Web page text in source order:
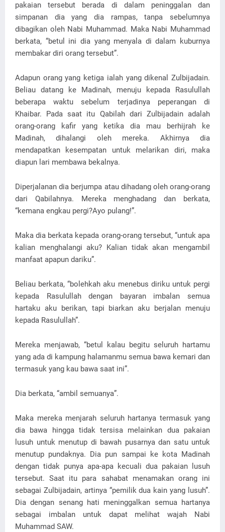
pakaian tersebut berada di dalam peninggalan dan
simpanan dia yang dia rampas, tanpa sebelumnya
dibagikan oleh Nabi Muhammad. Maka Nabi Muhammad
berkata, “betul ini dia yang menyala di dalam kuburnya
membakar diri orang tersebut”.
Adapun orang yang ketiga ialah yang dikenal Zulbijadain.
Beliau datang ke Madinah, menuju kepada Rasulullah
beberapa waktu sebelum terjadinya peperangan di
Khaibar. Pada saat itu Qabilah dari Zulbijadain adalah
orang-orang kafir yang ketika dia mau berhijrah ke
Madinah, dihalangi oleh mereka. Akhirnya dia
mendapatkan kesempatan untuk melarikan diri, maka
diapun lari membawa bekalnya.
Diperjalanan dia berjumpa atau dihadang oleh orang-orang
dari Qabilahnya. Mereka menghadang dan berkata,
“kemana engkau pergi?Ayo pulang!”.
Maka dia berkata kepada orang-orang tersebut, “untuk apa
kalian menghalangi aku? Kalian tidak akan mengambil
manfaat apapun dariku”.
Beliau berkata, “bolehkah aku menebus diriku untuk pergi
kepada Rasulullah dengan bayaran imbalan semua
hartaku aku berikan, tapi biarkan aku berjalan menuju
kepada Rasulullah”.
Mereka menjawab, “betul kalau begitu seluruh hartamu
yang ada di kampung halamanmu semua bawa kemari dan
termasuk yang kau bawa saat ini”.
Dia berkata, “ambil semuanya”.
Maka mereka menjarah seluruh hartanya termasuk yang
dia bawa hingga tidak tersisa melainkan dua pakaian
lusuh untuk menutup di bawah pusarnya dan satu untuk
menutup pundaknya. Dia pun sampai ke kota Madinah
dengan tidak punya apa-apa kecuali dua pakaian lusuh
tersebut. Saat itu para sahabat menamakan orang ini
sebagai Zulbijadain, artinya “pemilik dua kain yang lusuh”.
Dia dengan senang hati meninggalkan semua hartanya
sebagai imbalan untuk dapat melihat wajah Nabi
Muhammad SAW.